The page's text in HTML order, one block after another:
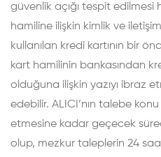
güvenlik açığı tespit edilmesi
hamiline ilişkin kimlik ve
kullanılan kredi kartının bir
kart hamilinin bankasından
olduğuna ilişkin yazıyı ibraz
edebilir. ALICI’nın talebe
etmesine kadar geçecek
olup, mezkur taleplerin 24